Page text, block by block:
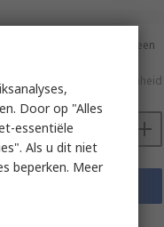
eenheden (geleverd op een
BTW) € 0,032/eenheid
Door op "Alles
essentiële
Als u dit niet
beperken. Meer